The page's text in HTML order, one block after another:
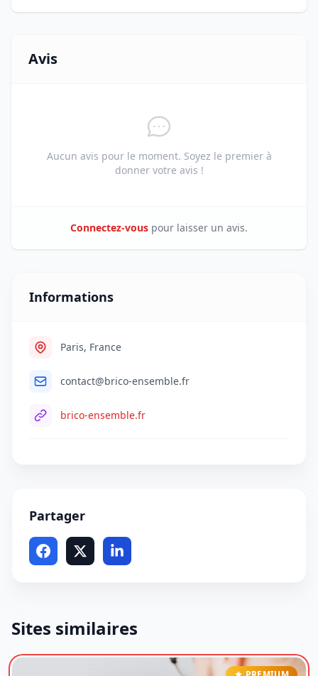
Avis
Aucun avis pour le moment. Soyez le premier à
donner votre avis !
Connectez-vous pour laisser un avis.
Informations
Paris, France
contact@brico-ensemble.fr
brico-ensemble.fr
Partager
Sites similaires